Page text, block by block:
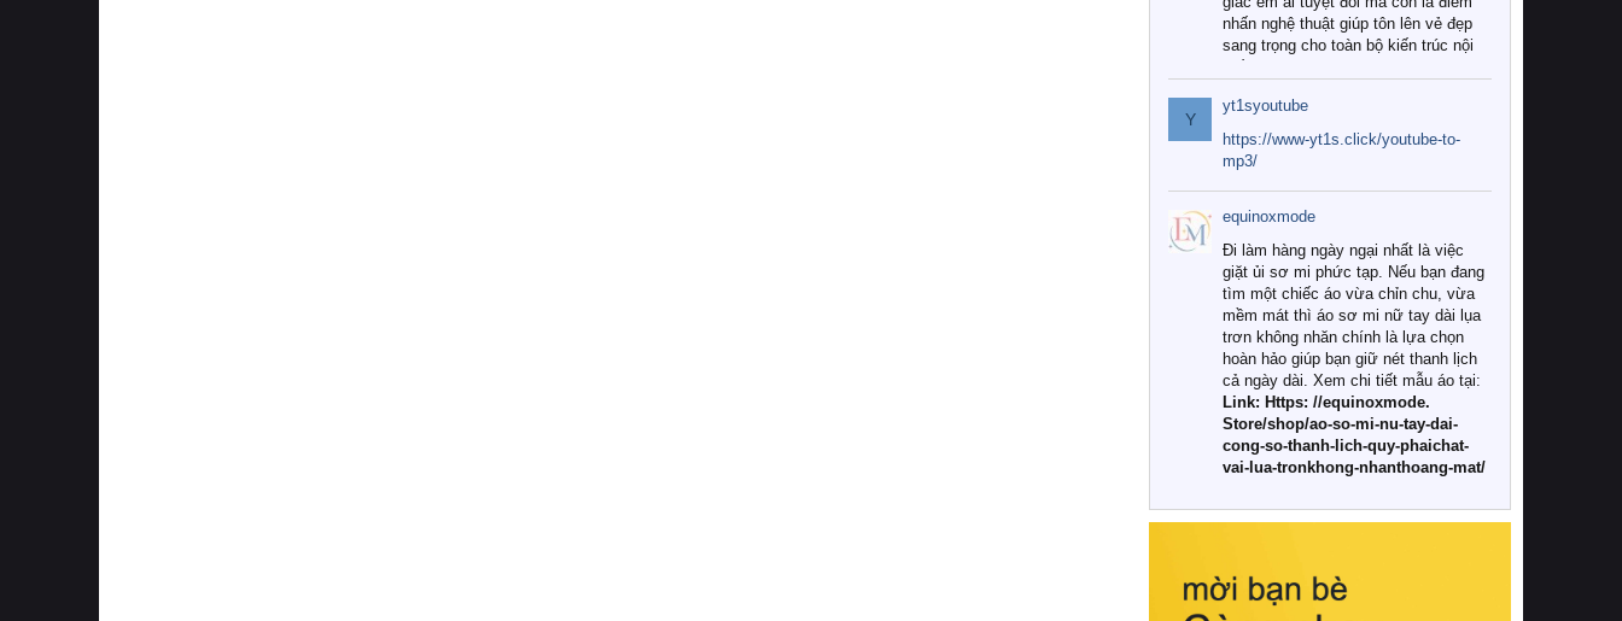
nhấn nghệ thuật giúp tôn lên vẻ đẹp
sang trọng cho toàn bộ kiến trúc nội
Tuy nhiên, giữa thị trường đa dạng
với vô vàn thương hiệu và mẫu mã
như hiện nay, làm thế nào để chọn
được những bộ chăn ga gối đệm cao
cấp thực sự chất lượng, phù hợp với
khí hậu và nhu cầu sử dụng của gia
đình? Hãy cùng chúng tôi đi tìm lời
giải đáp chi tiết qua bài viết dưới đây.
1. Tại sao các gia đình hiện đại lại ưa
chuộng chăn ga gối đệm cao cấp?
Khác với các dòng sản phẩm thông
thường, những bộ chăn ga gối đệm
cao cấp trải qua quy trình sản xuất
nghiêm ngặt từ khâu chọn lọc nguyên
liệu tự nhiên đến công nghệ dệt
nhuộm hiện đại không chứa hóa chất
này, bạn sẽ cảm nhận rõ rệt sự khác
hồi chuẩn xác của phần đệm nâng đỡ
cột sống.
Y
yt1syoutube
https://www-yt1s.click/youtube-to-
mp3/
equinoxmode
Đi làm hàng ngày ngại nhất là việc
giặt ủi sơ mi phức tạp. Nếu bạn đang
tìm một chiếc áo vừa chỉn chu, vừa
mềm mát thì áo sơ mi nữ tay dài lụa
trơn không nhăn chính là lựa chọn
hoàn hảo giúp bạn giữ nét thanh lịch
cả ngày dài. Xem chi tiết mẫu áo tại:
Link: Https: //equinoxmode.
Store/shop/ao-so-mi-nu-tay-dai-
cong-so-thanh-lich-quy-phaichat-
vai-lua-tronkhong-nhanthoang-mat/